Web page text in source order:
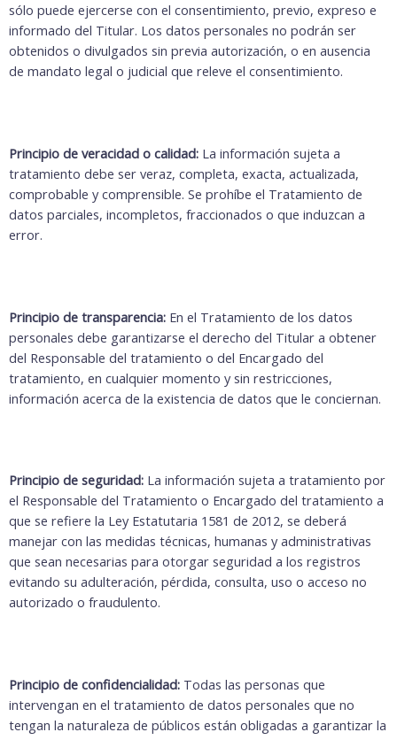
sólo puede ejercerse con el consentimiento, previo, expreso e
informado del Titular. Los datos personales no podrán ser
obtenidos o divulgados sin previa autorización, o en ausencia
de mandato legal o judicial que releve el consentimiento.
Principio de veracidad o calidad: La información sujeta a
tratamiento debe ser veraz, completa, exacta, actualizada,
comprobable y comprensible. Se prohíbe el Tratamiento de
datos parciales, incompletos, fraccionados o que induzcan a
error.
Principio de transparencia: En el Tratamiento de los datos
personales debe garantizarse el derecho del Titular a obtener
del Responsable del tratamiento o del Encargado del
tratamiento, en cualquier momento y sin restricciones,
información acerca de la existencia de datos que le conciernan.
Principio de seguridad: La información sujeta a tratamiento por
el Responsable del Tratamiento o Encargado del tratamiento a
que se refiere la Ley Estatutaria 1581 de 2012, se deberá
manejar con las medidas técnicas, humanas y administrativas
que sean necesarias para otorgar seguridad a los registros
evitando su adulteración, pérdida, consulta, uso o acceso no
autorizado o fraudulento.
Principio de confidencialidad: Todas las personas que
intervengan en el tratamiento de datos personales que no
tengan la naturaleza de públicos están obligadas a garantizar la